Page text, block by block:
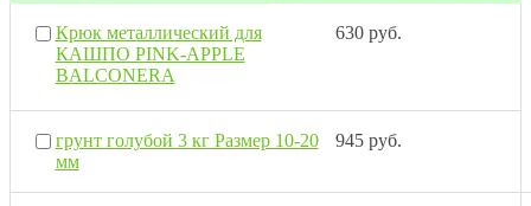
Крюк металлический для
КАШПО PINK-APPLE
BALCONERA
630 руб.
грунт голубой 3 кг Размер 10-20
мм
945 руб.